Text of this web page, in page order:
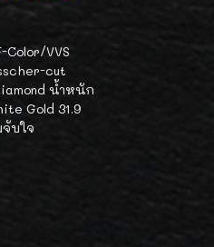
Color/VVS
cut
น้ำหนัก
Gold 31.9
บใจ